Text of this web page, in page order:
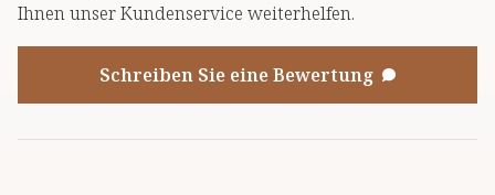
Ihnen unser Kundenservice weiterhelfen.
Schreiben Sie eine Bewertung